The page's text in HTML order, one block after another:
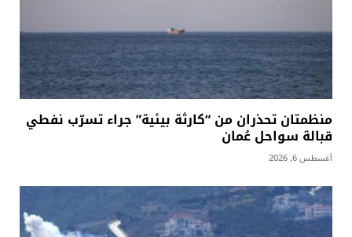
منظمتان تحذران من “كارثة بيئية” جراء تسرّب نفطي
قبالة سواحل عُمان
أغسطس 6, 2026